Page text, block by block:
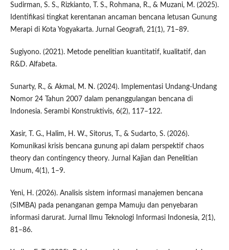
Sudirman, S. S., Rizkianto, T. S., Rohmana, R., & Muzani, M. (2025).
Identifikasi tingkat kerentanan ancaman bencana letusan Gunung
Merapi di Kota Yogyakarta. Jurnal Geografi, 21(1), 71–89.
Sugiyono. (2021). Metode penelitian kuantitatif, kualitatif, dan
R&D. Alfabeta.
Sunarty, R., & Akmal, M. N. (2024). Implementasi Undang-Undang
Nomor 24 Tahun 2007 dalam penanggulangan bencana di
Indonesia. Serambi Konstruktivis, 6(2), 117–122.
Xasir, T. G., Halim, H. W., Sitorus, T., & Sudarto, S. (2026).
Komunikasi krisis bencana gunung api dalam perspektif chaos
theory dan contingency theory. Jurnal Kajian dan Penelitian
Umum, 4(1), 1–9.
Yeni, H. (2026). Analisis sistem informasi manajemen bencana
(SIMBA) pada penanganan gempa Mamuju dan penyebaran
informasi darurat. Jurnal Ilmu Teknologi Informasi Indonesia, 2(1),
81–86.